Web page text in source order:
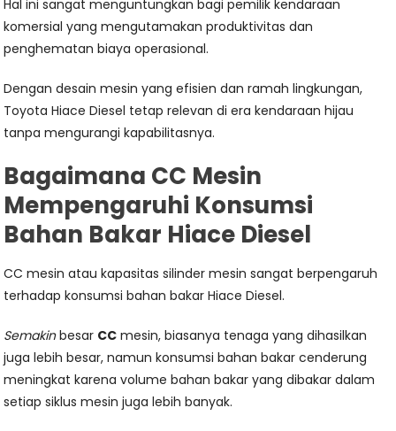
Hal ini sangat menguntungkan bagi pemilik kendaraan
komersial yang mengutamakan produktivitas dan
penghematan biaya operasional.
Dengan desain mesin yang efisien dan ramah lingkungan,
Toyota Hiace Diesel tetap relevan di era kendaraan hijau
tanpa mengurangi kapabilitasnya.
Bagaimana CC Mesin
Mempengaruhi Konsumsi
Bahan Bakar Hiace Diesel
CC mesin atau kapasitas silinder mesin sangat berpengaruh
terhadap konsumsi bahan bakar Hiace Diesel.
Semakinbesar CC mesin, biasanya tenaga yang dihasilkan
juga lebih besar, namun konsumsi bahan bakar cenderung
meningkat karena volume bahan bakar yang dibakar dalam
setiap siklus mesin juga lebih banyak.